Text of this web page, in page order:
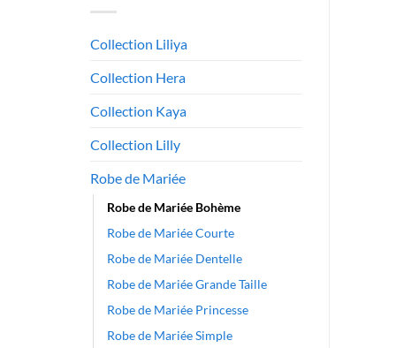
Collection Liliya
Collection Hera
Collection Kaya
Collection Lilly
Robe de Mariée
Robe de Mariée Bohème
Robe de Mariée Courte
Robe de Mariée Dentelle
Robe de Mariée Grande Taille
Robe de Mariée Princesse
Robe de Mariée Simple